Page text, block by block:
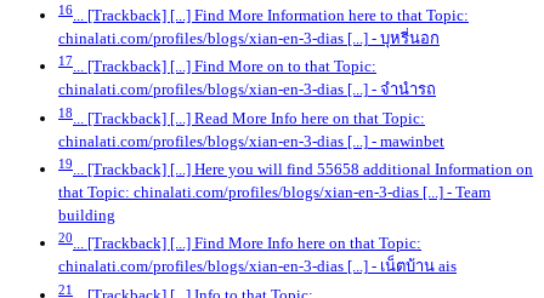
16... [Trackback] [...] Find More Information here to that Topic:
chinalati.com/profiles/blogs/xian-en-3-dias [...] - บุหรี่นอก
17... [Trackback] [...] Find More on to that Topic:
chinalati.com/profiles/blogs/xian-en-3-dias [...] - จำนำรถ
18
... [Trackback] [...] Read More Info here on that Topic:
chinalati.com/profiles/blogs/xian-en-3-dias [...] - mawinbet
19
... [Trackback] [...] Here you will find 55658 additional Information on
that Topic: chinalati.com/profiles/blogs/xian-en-3-dias [...] - Team
building
20... [Trackback] [...] Find More Info here on that Topic:
chinalati.com/profiles/blogs/xian-en-3-dias [...] - เน็ตบ้าน ais
21